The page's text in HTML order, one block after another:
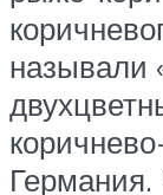
называли
Германия.